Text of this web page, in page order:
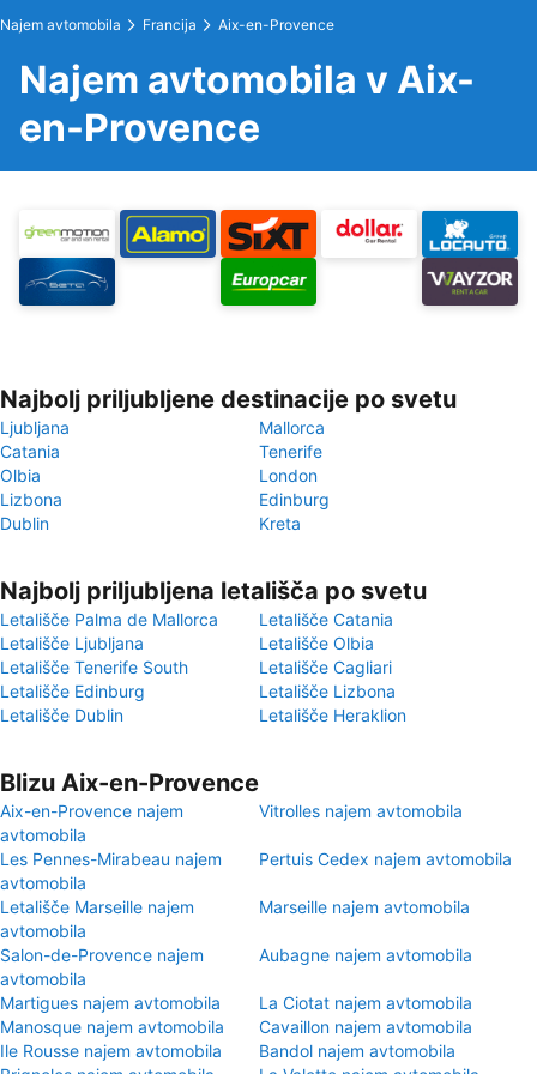
Najem avtomobila Francija Aix-en-Provence
Najem avtomobila v Aix-
en-Provence
Najbolj priljubljene destinacije po svetu
Ljubljana
Mallorca
Catania
Tenerife
Olbia
London
Lizbona
Edinburg
Dublin
Kreta
Najbolj priljubljena letališča po svetu
Letališče Palma de Mallorca
Letališče Catania
Letališče Ljubljana
Letališče Olbia
Letališče Tenerife South
Letališče Cagliari
Letališče Edinburg
Letališče Lizbona
Letališče Dublin
Letališče Heraklion
Blizu Aix-en-Provence
Aix-en-Provence najem
avtomobila
Vitrolles najem avtomobila
Les Pennes-Mirabeau najem
avtomobila
Pertuis Cedex najem avtomobila
Letališče Marseille najem
avtomobila
Marseille najem avtomobila
Salon-de-Provence najem
avtomobila
Aubagne najem avtomobila
Martigues najem avtomobila
La Ciotat najem avtomobila
Manosque najem avtomobila
Cavaillon najem avtomobila
Ile Rousse najem avtomobila
Bandol najem avtomobila